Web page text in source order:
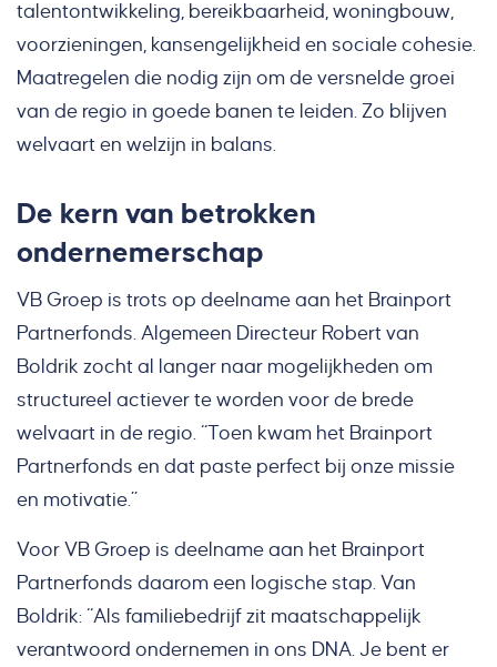
talentontwikkeling, bereikbaarheid, woningbouw,
voorzieningen, kansengelijkheid en sociale cohesie.
Maatregelen die nodig zijn om de versnelde groei
van de regio in goede banen te leiden. Zo blijven
welvaart en welzijn in balans.
De kern van betrokken
ondernemerschap
VB Groep is trots op deelname aan het Brainport
Partnerfonds. Algemeen Directeur Robert van
Boldrik zocht al langer naar mogelijkheden om
structureel actiever te worden voor de brede
welvaart in de regio. “Toen kwam het Brainport
Partnerfonds en dat paste perfect bij onze missie
en motivatie.”
Voor VB Groep is deelname aan het Brainport
Partnerfonds daarom een logische stap. Van
Boldrik: “Als familiebedrijf zit maatschappelijk
verantwoord ondernemen in ons DNA. Je bent er